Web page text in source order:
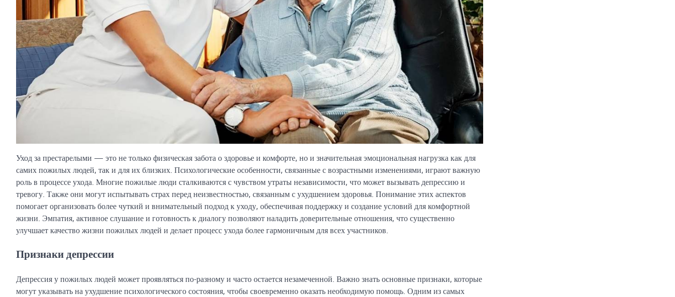
Уход за престарелыми — это не только физическая забота о здоровье и комфорте, но и значительная эмоциональная нагрузка как для
самих пожилых людей, так и для их близких. Психологические особенности, связанные с возрастными изменениями, играют важную
роль в процессе ухода. Многие пожилые люди сталкиваются с чувством утраты независимости, что может вызывать депрессию и
тревогу. Также они могут испытывать страх перед неизвестностью, связанным с ухудшением здоровья. Понимание этих аспектов
помогает организовать более чуткий и внимательный подход к уходу, обеспечивая поддержку и создание условий для комфортной
жизни. Эмпатия, активное слушание и готовность к диалогу позволяют наладить доверительные отношения, что существенно
улучшает качество жизни пожилых людей и делает процесс ухода более гармоничным для всех участников.
Признаки депрессии
Депрессия у пожилых людей может проявляться по-разному и часто остается незамеченной. Важно знать основные признаки, которые
могут указывать на ухудшение психологического состояния, чтобы своевременно оказать необходимую помощь. Одним из самых